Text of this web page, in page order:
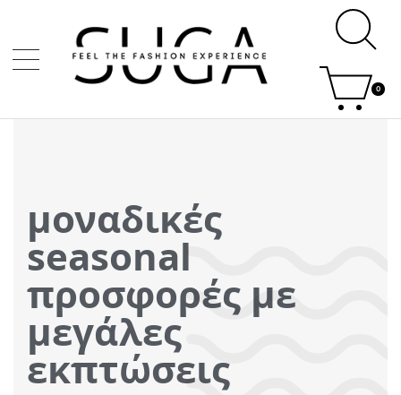
0
μοναδικές
seasonal
προσφορές με
μεγάλες
εκπτώσεις